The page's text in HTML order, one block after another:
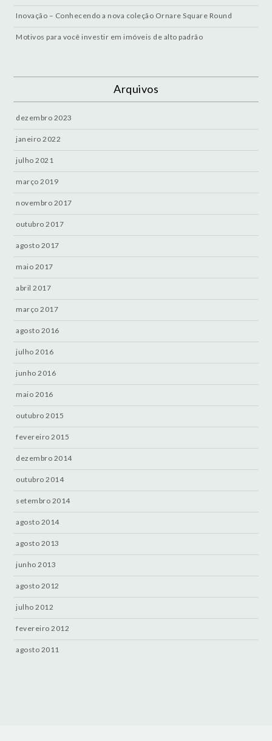
Inovação – Conhecendo a nova coleção Ornare Square Round
Motivos para você investir em imóveis de alto padrão
Arquivos
dezembro 2023
janeiro 2022
julho 2021
março 2019
novembro 2017
outubro 2017
agosto 2017
maio 2017
abril 2017
março 2017
agosto 2016
julho 2016
junho 2016
maio 2016
outubro 2015
fevereiro 2015
dezembro 2014
outubro 2014
setembro 2014
agosto 2014
agosto 2013
junho 2013
agosto 2012
julho 2012
fevereiro 2012
agosto 2011